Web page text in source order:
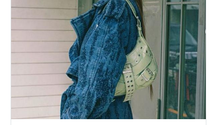
嫌われ松子の一生（2006年、TBS）
有閑倶楽部（2007年、日本テレビ）
猟奇的な彼女（2008年、TBS）
映画
千年の恋・ひかる源氏物語（2001年12月、全国東映
系）